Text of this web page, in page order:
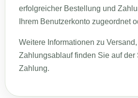
erfolgreicher Bestellung und
Ihrem Benutzerkonto zugeordnet
Weitere Informationen zu
Zahlungsablauf finden Sie auf der
Zahlung.